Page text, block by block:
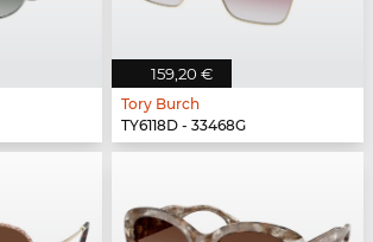
159,20 €
Tory Burch
TY6118D - 33468G